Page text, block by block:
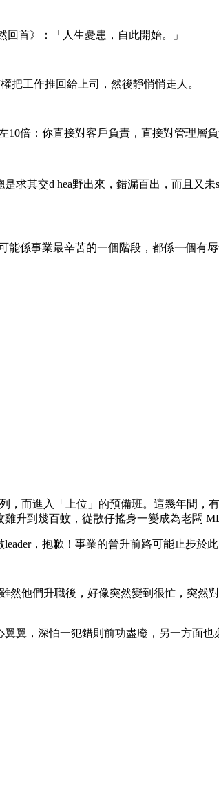
回首》：「人生憂患，自此開始。」
把工作推回給上司，然後靜悄悄走人。
10倍：你直接對客戶負責，直接對管理層
其交d hea野出來，錯漏百出，而且又
係事業最辛苦的一個階段，都係一個有
而進入「上位」的預備班。這幾年間，
升到幾百蚊，從散仔搖身一變成為老闆
，抱歉！事業的晉升前路可能止步於此
他們升職後，好像突然變到很忙，突然
翼，深怕一犯錯則前功盡廢，另一方面也